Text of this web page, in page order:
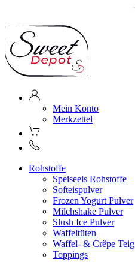
Mein Konto
Merkzettel
Rohstoffe
Speiseeis Rohstoffe
Softeispulver
Frozen Yogurt Pulver
Milchshake Pulver
Slush Ice Pulver
Waffeltüten
Waffel- & Crêpe Teig
Toppings